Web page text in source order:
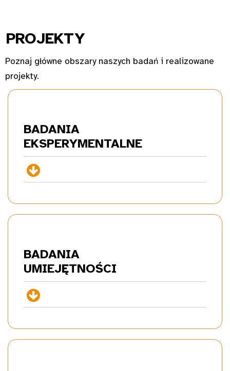
PROJEKTY
Poznaj główne obszary naszych badań i realizowane
projekty.
BADANIA
EKSPERYMENTALNE
+
BADANIA
UMIEJĘTNOŚCI
+